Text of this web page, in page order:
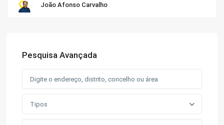
João Afonso Carvalho
Pesquisa Avançada
Tipos